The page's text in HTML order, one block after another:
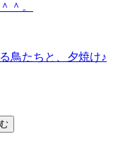
＾。
鳥たちと、夕焼け♪